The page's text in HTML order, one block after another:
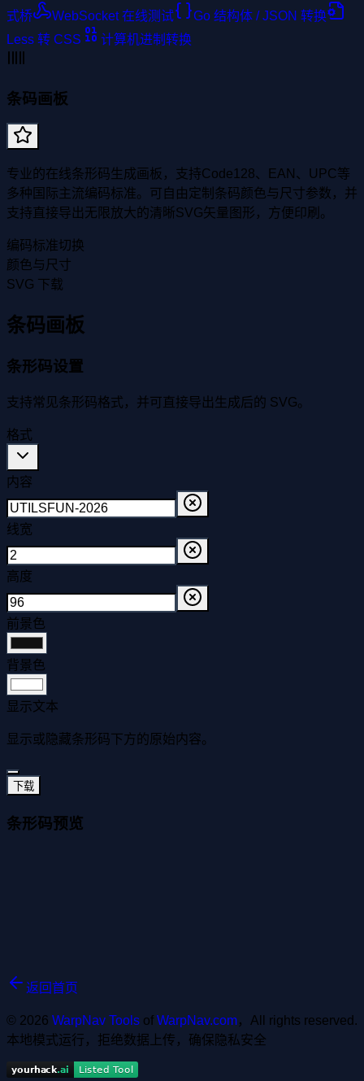
式桥
WebSocket 在线测试
Go 结构体 / JSON 转换
Less 转 CSS
计算机进制转换
条码画板
专业的在线条形码生成画板，支持Code128、EAN、UPC等
多种国际主流编码标准。可自由定制条码颜色与尺寸参数，并
支持直接导出无限放大的清晰SVG矢量图形，方便印刷。
编码标准切换
颜色与尺寸
SVG 下载
条码画板
条形码设置
支持常见条形码格式，并可直接导出生成后的 SVG。
格式
内容
线宽
高度
前景色
背景色
显示文本
显示或隐藏条形码下方的原始内容。
下载
条形码预览
返回首页
© 2026 WarpNav Tools of WarpNav.com，All rights reserved.
本地模式运行，拒绝数据上传，确保隐私安全